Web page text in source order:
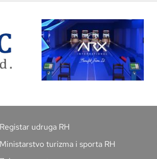
Registar udruga RH
Ministarstvo turizma i sporta RH